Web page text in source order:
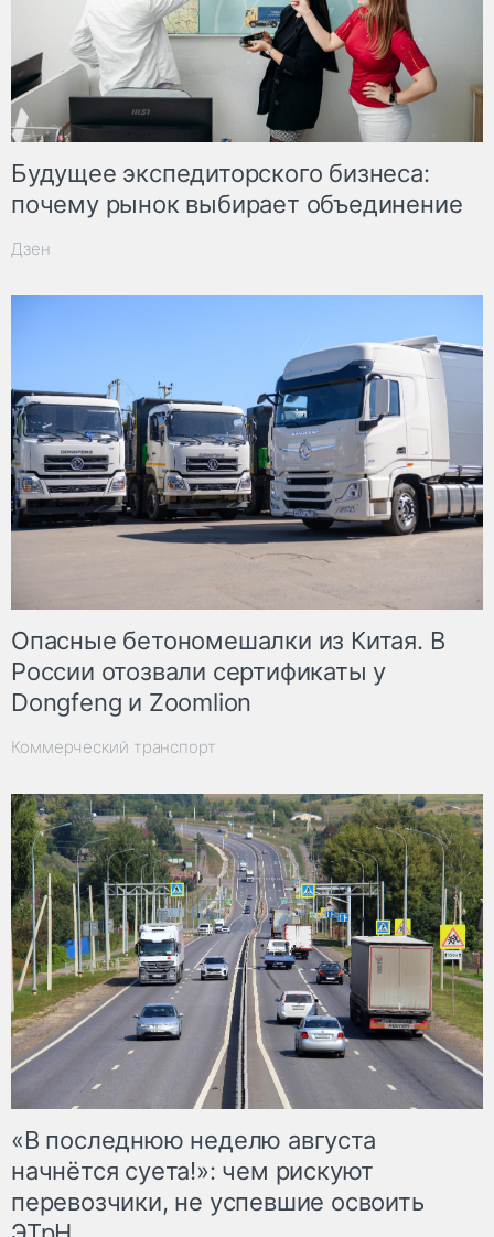
Будущее экспедиторского бизнеса:
почему рынок выбирает объединение
Дзен
Опасные бетономешалки из Китая. В
России отозвали сертификаты у
Dongfeng и Zoomlion
Коммерческий транспорт
«В последнюю неделю августа
начнётся суета!»: чем рискуют
перевозчики, не успевшие освоить